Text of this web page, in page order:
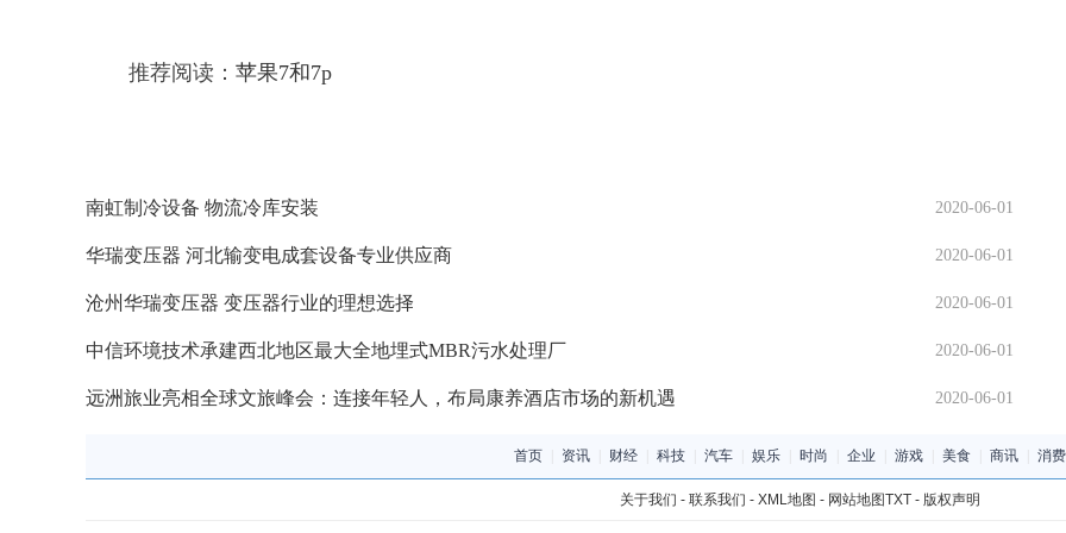
推荐阅读： 苹果7和7p
2020-06-01
南虹制冷设备 物流冷库安装
2020-06-01
华瑞变压器 河北输变电成套设备专业供应商
2020-06-01
沧州华瑞变压器 变压器行业的理想选择
2020-06-01
中信环境技术承建西北地区最大全地埋式MBR污水处理厂
2020-06-01
远洲旅业亮相全球文旅峰会：连接年轻人，布局康养酒店市场的新机遇
首页 资讯 财经 科技 汽车 娱乐 时尚 企业 游戏 美食 商讯 消费
关于我们 - 联系我们 - XML地图 - 网站地图TXT- 版权声明